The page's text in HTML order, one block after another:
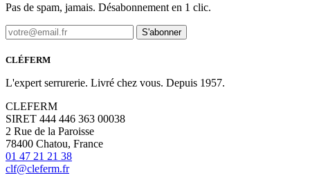
Pas de spam, jamais. Désabonnement en 1 clic.
S'abonner
CLÉFERM
L'expert serrurerie. Livré chez vous. Depuis 1957.
CLEFERM
SIRET 444 446 363 00038
2 Rue de la Paroisse
78400 Chatou, France
01 47 21 21 38
clf@cleferm.fr